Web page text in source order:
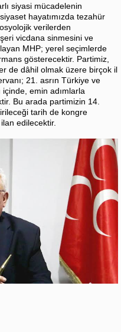
siyasi mücadelenin
hayatımızda tezahür
verilerden
vicdana sinmesini ve
MHP; yerel seçimlerde
gösterecektir. Partimiz,
de dâhil olmak üzere birçok il
21. asrın Türkiye ve
içinde, emin adımlarla
Bu arada partimizin 14.
tarih de kongre
edilecektir.